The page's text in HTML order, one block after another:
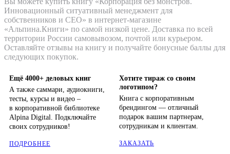
Инновационный ситуативный менеджмент для
собственников и СЕО» в интернет-магазине
«Альпина.Книги» по самой низкой цене. Доставка по всей
территории России самовывозом, почтой или курьером.
Оставляйте отзывы на книгу и получайте бонусные баллы для
следующих покупок.
Ещё 4000+ деловых книг
А также саммари, аудиокниги,
тесты, курсы и видео –
в корпоративной библиотеке
Alpina Digital. Подключайте
своих сотрудников!
ПОДРОБНЕЕ
Хотите тираж со своим
логотипом?
Книга с корпоративным
брендингом — отличный
подарок вашим партнерам,
сотрудникам и клиентам.
ЗАКАЗАТЬ